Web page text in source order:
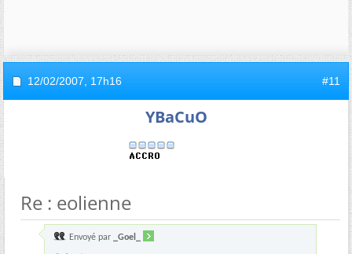
12/02/2007, 17h16 #11
YBaCuO
Re : eolienne
Envoyé par _Goel_